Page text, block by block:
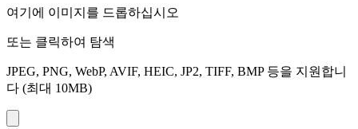
여기에 이미지를 드롭하십시오
또는 클릭하여 탐색
JPEG, PNG, WebP, AVIF, HEIC, JP2, TIFF, BMP 등을 지원합니
다 (최대 10MB)